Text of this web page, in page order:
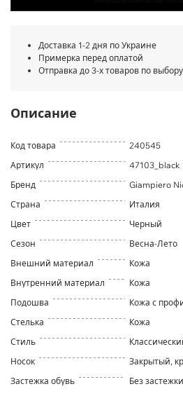
Доставка 1-2 дня по Украине
Примерка перед оплатой
Отправка до 3-х товаров по выбору
Описание
Код товара
240545
Артикул
47103_black
Бренд
Giampiero
Страна
Италия
Цвет
Черный
Сезон
Весна-Лето
Внешний материал
Кожа
Внутренний материал
Кожа
Подошва
Кожа с
Стелька
Кожа
Стиль
Носок
Закрытый,
Застежка обувь
Без застежки